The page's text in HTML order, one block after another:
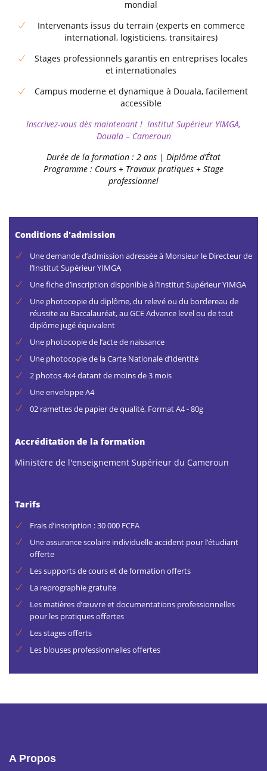
mondial
Intervenants issus du terrain (experts en commerce
international, logisticiens, transitaires)
Stages professionnels garantis en entreprises locales
et internationales
Campus moderne et dynamique à Douala, facilement
accessible
Inscrivez-vous dès maintenant ! Institut Supérieur YIMGA,
Douala – Cameroun
Durée de la formation : 2 ans | Diplôme d’État
Programme : Cours + Travaux pratiques + Stage
professionnel
Conditions d'admission
Une demande d’admission adressée à Monsieur le Directeur de
l’Institut Supérieur YIMGA
Une fiche d’inscription disponible à l’Institut Supérieur YIMGA
Une photocopie du diplôme, du relevé ou du bordereau de
réussite au Baccalauréat, au GCE Advance level ou de tout
diplôme jugé équivalent
Une photocopie de l’acte de naissance
Une photocopie de la Carte Nationale d’Identité
2 photos 4x4 datant de moins de 3 mois
Une enveloppe A4
02 ramettes de papier de qualité, Format A4 - 80g
Accréditation de la formation
Ministère de l'enseignement Supérieur du Cameroun
Tarifs
Frais d’inscription : 30 000 FCFA
Une assurance scolaire individuelle accident pour l’étudiant
offerte
Les supports de cours et de formation offerts
La reprographie gratuite
Les matières d’œuvre et documentations professionnelles
pour les pratiques offertes
Les stages offerts
Les blouses professionnelles offertes
A Propos